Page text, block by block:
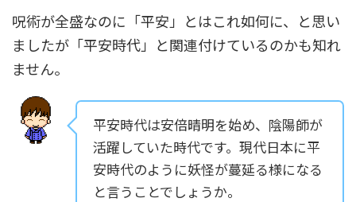
呪術が全盛なのに「平安」とはこれ如何に、と思い
ましたが「平安時代」と関連付けているのかも知れ
ません。
平安時代は安倍晴明を始め、陰陽師が
活躍していた時代です。現代日本に平
安時代のように妖怪が蔓延る様になる
と言うことでしょうか。